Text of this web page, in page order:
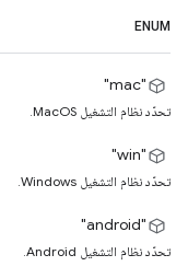
ENUM
"mac"
تحدّد نظام التشغيل MacOS.
"win"
تحدّد نظام التشغيل Windows.
"android"
تحدّد نظام التشغيل Android.